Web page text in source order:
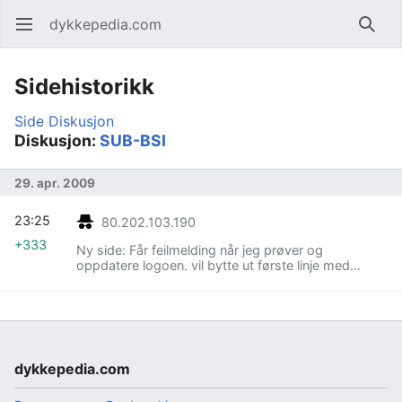
Åpne hovedmenyen dykkepedia.com Søk
Sidehistorikk
Side Diskusjon
Diskusjon: SUB-BSI
29. apr. 2009
80.202.103.190
Ny side: Får feilmelding når jeg prøver og
oppdatere logoen. vil bytte ut første linje med
23:25
+333
dykkepedia.com